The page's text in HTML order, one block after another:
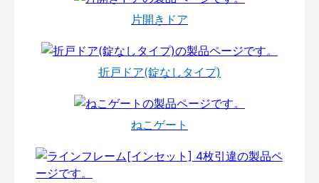
片開きドア
折戸ドア(錠なしタイプ)
ねこゲート